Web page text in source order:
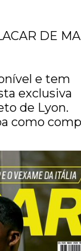
DE
e tem
exclusiva
de Lyon.
como